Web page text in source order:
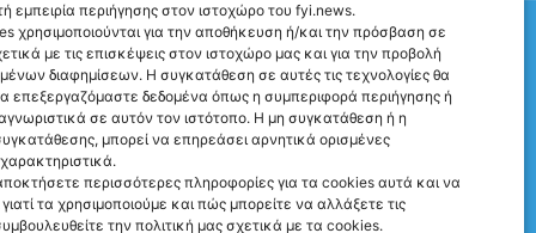
εμπειρία περιήγησης στον ιστοχώρο του fyi.news.
χρησιμοποιούνται για την αποθήκευση ή/και την πρόσβαση σε
με τις επισκέψεις στον ιστοχώρο μας και για την προβολή
διαφημίσεων. Η συγκατάθεση σε αυτές τις τεχνολογίες θα
επεξεργαζόμαστε δεδομένα όπως η συμπεριφορά περιήγησης ή
σε αυτόν τον ιστότοπο. Η μη συγκατάθεση ή η
μπορεί να επηρεάσει αρνητικά ορισμένες
χαρακτηριστικά.
περισσότερες πληροφορίες για τα cookies αυτά και να
τα χρησιμοποιούμε και πώς μπορείτε να αλλάξετε τις
την πολιτική μας σχετικά με τα cookies.
Check This!
Ακολούθησέ μας